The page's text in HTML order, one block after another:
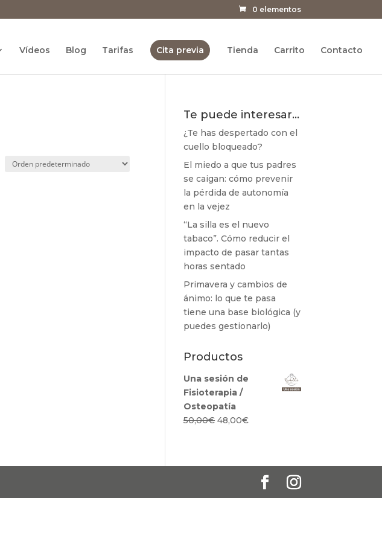
0 elementos
Vídeos Blog Tarifas Cita previa Tienda Carrito Contacto
Te puede interesar…
¿Te has despertado con el
cuello bloqueado?
El miedo a que tus padres
se caigan: cómo prevenir
la pérdida de autonomía
en la vejez
“La silla es el nuevo
tabaco”. Cómo reducir el
impacto de pasar tantas
horas sentado
Primavera y cambios de
ánimo: lo que te pasa
tiene una base biológica (y
puedes gestionarlo)
Productos
Una sesión de
Fisioterapia /
Osteopatía
50,00€ El
48,00€El
48,00€.